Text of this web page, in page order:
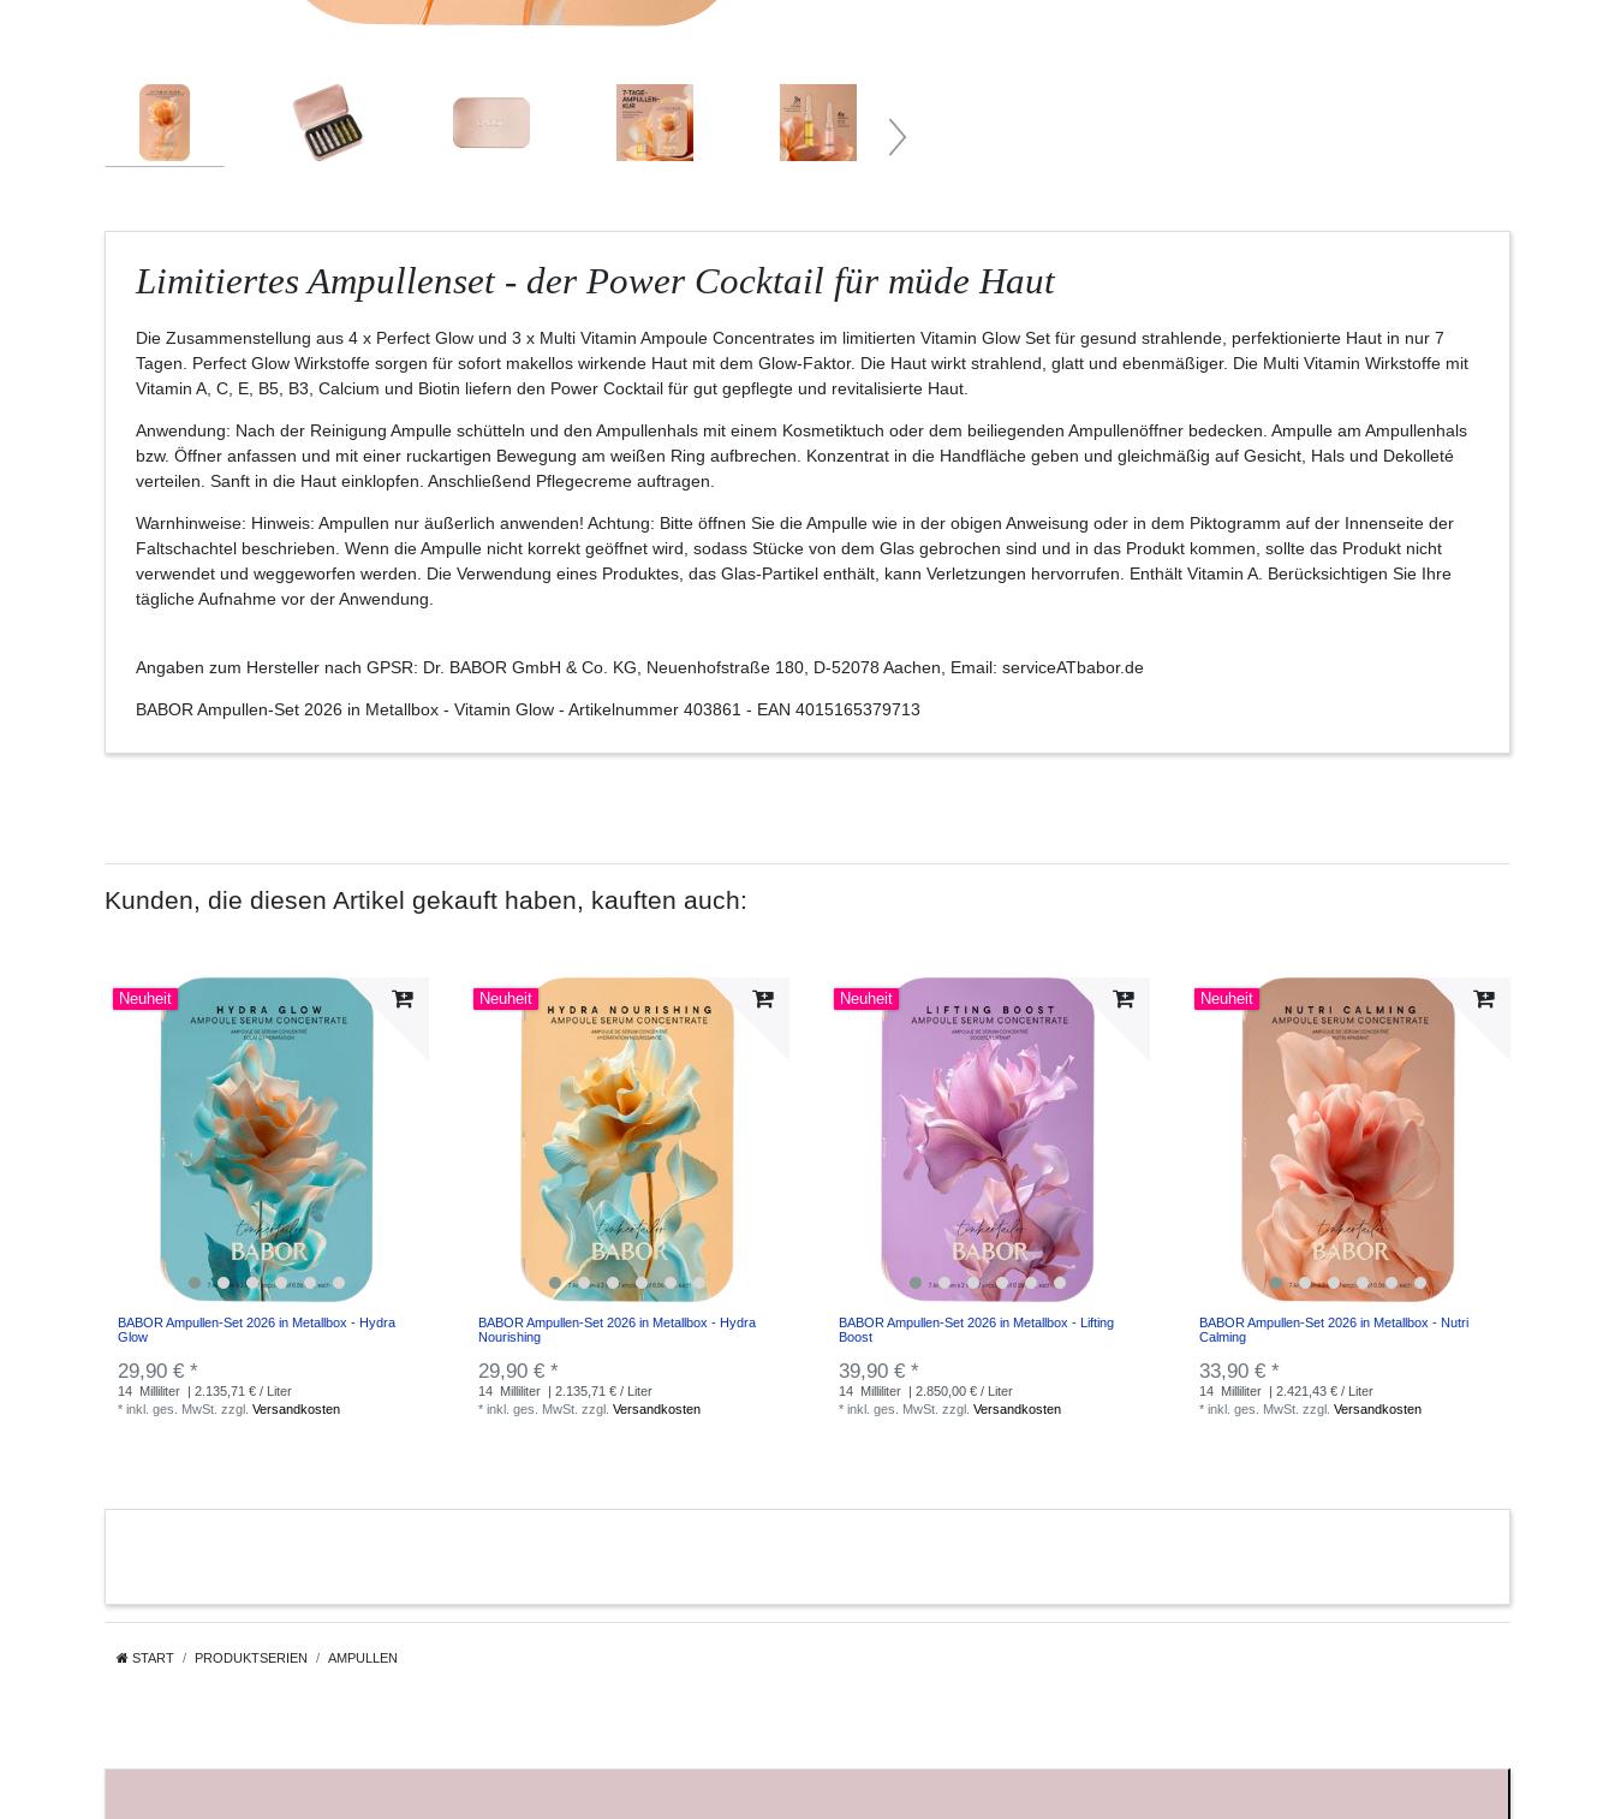
Limitiertes Ampullenset - der Power Cocktail für müde Haut
Die Zusammenstellung aus 4 x Perfect Glow und 3 x Multi Vitamin Ampoule Concentrates im limitierten Vitamin Glow Set für gesund strahlende, perfektionierte Haut in nur 7
Tagen. Perfect Glow Wirkstoffe sorgen für sofort makellos wirkende Haut mit dem Glow-Faktor. Die Haut wirkt strahlend, glatt und ebenmäßiger. Die Multi Vitamin Wirkstoffe mit
Vitamin A, C, E, B5, B3, Calcium und Biotin liefern den Power Cocktail für gut gepflegte und revitalisierte Haut.
Anwendung: Nach der Reinigung Ampulle schütteln und den Ampullenhals mit einem Kosmetiktuch oder dem beiliegenden Ampullenöffner bedecken. Ampulle am Ampullenhals
bzw. Öffner anfassen und mit einer ruckartigen Bewegung am weißen Ring aufbrechen. Konzentrat in die Handfläche geben und gleichmäßig auf Gesicht, Hals und Dekolleté
verteilen. Sanft in die Haut einklopfen. Anschließend Pflegecreme auftragen.
Warnhinweise: Hinweis: Ampullen nur äußerlich anwenden! Achtung: Bitte öffnen Sie die Ampulle wie in der obigen Anweisung oder in dem Piktogramm auf der Innenseite der
Faltschachtel beschrieben. Wenn die Ampulle nicht korrekt geöffnet wird, sodass Stücke von dem Glas gebrochen sind und in das Produkt kommen, sollte das Produkt nicht
verwendet und weggeworfen werden. Die Verwendung eines Produktes, das Glas-Partikel enthält, kann Verletzungen hervorrufen. Enthält Vitamin A. Berücksichtigen Sie Ihre
tägliche Aufnahme vor der Anwendung.
Angaben zum Hersteller nach GPSR: Dr. BABOR GmbH & Co. KG, Neuenhofstraße 180, D-52078 Aachen, Email: serviceATbabor.de
BABOR Ampullen-Set 2026 in Metallbox - Vitamin Glow - Artikelnummer 403861 - EAN 4015165379713
Kunden, die diesen Artikel gekauft haben, kauften auch:
Neuheit
BABOR Ampullen-Set 2026 in Metallbox - Hydra
Glow
29,90 € *
14 Milliliter | 2.135,71 € / Liter
*inkl. ges. MwSt. zzgl.Versandkosten
Neuheit
BABOR Ampullen-Set 2026 in Metallbox - Hydra
Nourishing
29,90 € *
14 Milliliter | 2.135,71 € / Liter
*inkl. ges. MwSt. zzgl.Versandkosten
Neuheit
BABOR Ampullen-Set 2026 in Metallbox - Lifting
Boost
39,90 € *
14 Milliliter | 2.850,00 € / Liter
*inkl. ges. MwSt. zzgl.Versandkosten
Neuheit
BABOR Ampullen-Set 2026 in Metallbox - Nutri
Calming
33,90 € *
14 Milliliter | 2.421,43 € / Liter
*inkl. ges. MwSt. zzgl.Versandkosten
START PRODUKTSERIEN AMPULLEN